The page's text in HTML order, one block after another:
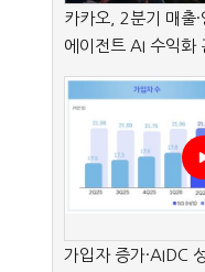
카카오, 2분기 매출
에이전트 AI 수익화
가입자 증가·AIDC